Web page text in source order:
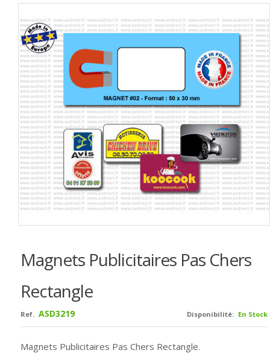
Magnets Publicitaires Pas Chers
Rectangle
Disponibilité: En Stock
Ref. ASD3219
Magnets Publicitaires Pas Chers Rectangle.